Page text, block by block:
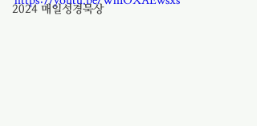
2024 매일성경묵상